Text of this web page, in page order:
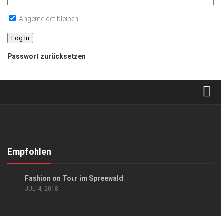
Angemeldet bleiben
Passwort zurücksetzen
Kontakt, Impressum
Empfohlen
Fashion on Tour im Spreewald
JULI 4, 2018